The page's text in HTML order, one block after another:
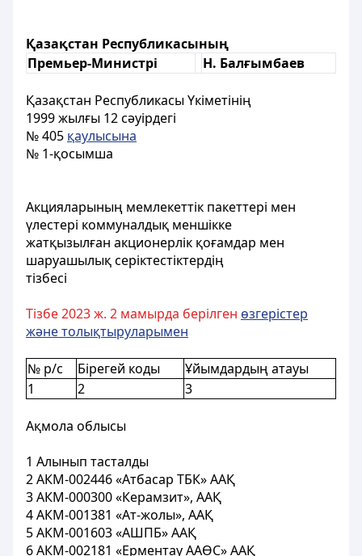
Қазақстан Республикасының
Премьер-Министрі
Н. Балғымбаев
Қазақстан Республикасы Үкіметінің
1999 жылғы 12 сәуірдегі
№ 405 қаулысына
№ 1-қосымша
Акцияларының мемлекеттік пакеттері мен
үлестері коммуналдық меншікке
жатқызылған акционерлік қоғамдар мен
шаруашылық серіктестіктердің
тізбесі
Тізбе 2023 ж. 2 мамырда берілген өзгерістер
және толықтыруларымен
№ р/с Бірегей коды
Ұйымдардың атауы
1
2 3
Ақмола облысы
1 Алынып тасталды
2 АКМ-002446 «Атбасар ТБК» ААҚ
3 АКМ-000300 «Керамзит», ААҚ
4 АКМ-001381 «Ат-жолы», ААҚ
5 АКМ-001603 «АШПБ» ААҚ
6 АКМ-002181 «Ерментау ААӨС» ААҚ